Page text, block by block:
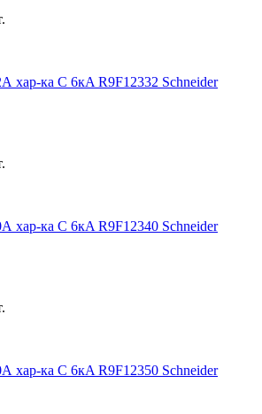
хар-ка С 6кA R9F12332 Schneider
хар-ка С 6кA R9F12340 Schneider
хар-ка С 6кA R9F12350 Schneider